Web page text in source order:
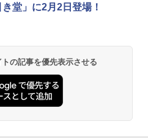
堂」に2月2日登場！
の記事を優先表示させる